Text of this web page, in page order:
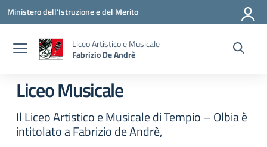
Vai ai contenuti
Vai al menu di navigazione
Vai al footer
Ministero dell'Istruzione e del Merito
Liceo Artistico e Musicale
Fabrizio De Andrè
Liceo Musicale
Il Liceo Artistico e Musicale di Tempio – Olbia è
intitolato a Fabrizio de Andrè,